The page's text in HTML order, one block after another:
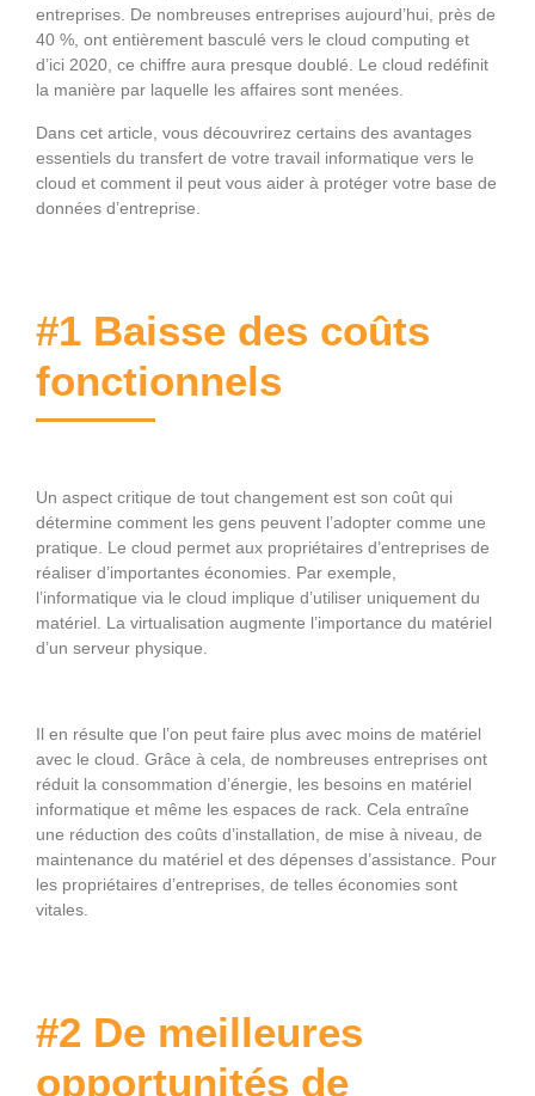
entreprises. De nombreuses entreprises aujourd’hui, près de
40 %, ont entièrement basculé vers le cloud computing et
d’ici 2020, ce chiffre aura presque doublé. Le cloud redéfinit
la manière par laquelle les affaires sont menées.
Dans cet article, vous découvrirez certains des avantages
essentiels du transfert de votre travail informatique vers le
cloud et comment il peut vous aider à protéger votre base de
données d’entreprise.
#1 Baisse des coûts
fonctionnels
Un aspect critique de tout changement est son coût qui
détermine comment les gens peuvent l’adopter comme une
pratique. Le cloud permet aux propriétaires d’entreprises de
réaliser d’importantes économies. Par exemple,
l’informatique via le cloud implique d’utiliser uniquement du
matériel. La virtualisation augmente l’importance du matériel
d’un serveur physique.
Il en résulte que l’on peut faire plus avec moins de matériel
avec le cloud. Grâce à cela, de nombreuses entreprises ont
réduit la consommation d’énergie, les besoins en matériel
informatique et même les espaces de rack. Cela entraîne
une réduction des coûts d’installation, de mise à niveau, de
maintenance du matériel et des dépenses d’assistance. Pour
les propriétaires d’entreprises, de telles économies sont
vitales.
#2 De meilleures
opportunités de